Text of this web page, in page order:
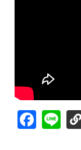
Facebook
Line